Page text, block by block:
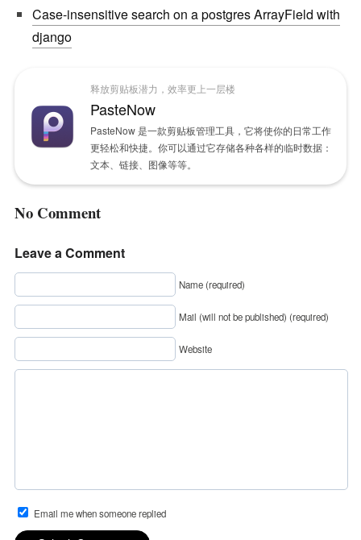
Case-insensitive search on a postgres ArrayField with
django
释放剪贴板潜力，效率更上一层楼
PasteNow
PasteNow 是一款剪贴板管理工具，它将使你的日常工作
更轻松和快捷。你可以通过它存储各种各样的临时数据：
文本、链接、图像等等。
No Comment
Leave a Comment
Name (required)
Mail (will not be published) (required)
Website
Email me when someone replied